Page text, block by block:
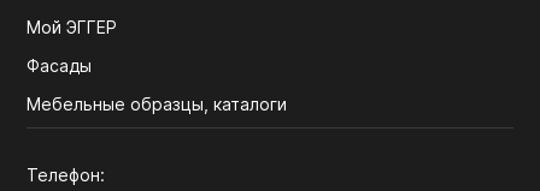
Мой ЭГГЕР
Фасады
Мебельные образцы, каталоги
Телефон: